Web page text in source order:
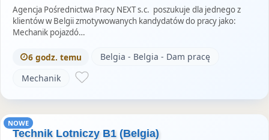
Agencja Pośrednictwa Pracy NEXT s.c. poszukuje dla jednego z
klientów w Belgii zmotywowanych kandydatów do pracy jako:
Mechanik pojazdó…
6 godz. temu
Belgia - Belgia - Dam pracę
Mechanik
NOWE
Technik Lotniczy B1 (Belgia)